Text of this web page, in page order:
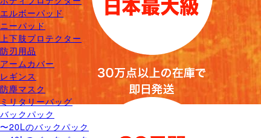
エルボーパッド
ニーパッド
上下肢プロテクター
防刃用品
アームカバー
レギンス
防塵マスク
ミリタリーバッグ
バックパック
〜20Lのバックパック